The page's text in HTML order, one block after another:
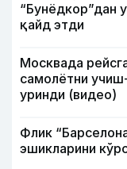
“Бунёдкор”дан
қайд этди
Москвада
самолётни
уринди (видео)
Флик
эшикларини